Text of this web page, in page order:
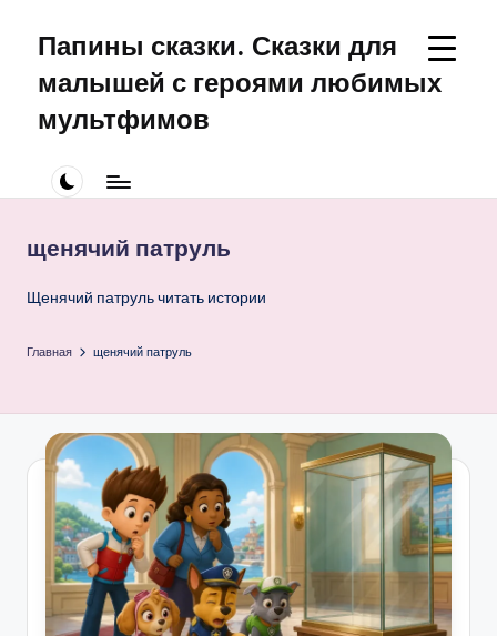
Перейти
содержимому
Папины сказки. Сказки для
малышей с героями любимых
мультфимов
для
малышей
Щенячий
щенячий патруль
Щенячий патруль читать истории
Главная щенячий патруль